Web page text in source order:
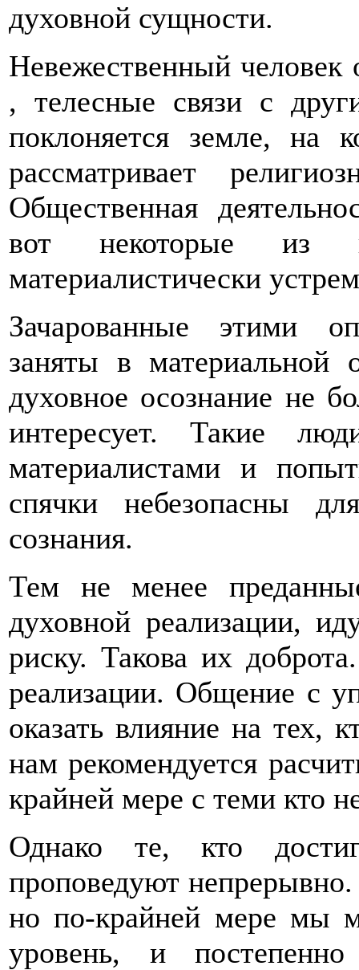
духовной сущности.
Невежественный человек
, телесные связи с
поклоняется земле, на
рассматривает
Общественная
вот некоторые из
материалистически
Зачарованные этими
заняты в материальной
духовное осознание не
интересует. Такие
материалистами и
спячки небезопасны
сознания.
Тем не менее
духовной реализации,
риску. Такова их
реализации. Общение с
оказать влияние на тех,
нам рекомендуется
крайней мере с теми кто
Однако те, кто
проповедуют
но по-крайней мере мы
уровень, и